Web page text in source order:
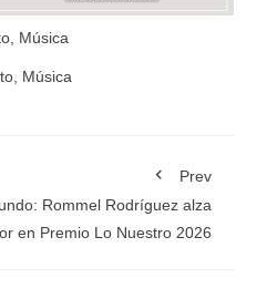
Música
Música
Prev
Rommel Rodríguez alza
en Premio Lo Nuestro 2026